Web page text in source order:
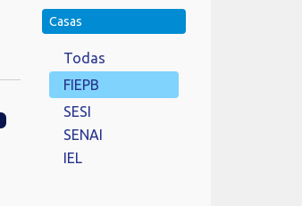
Casas
Todas
FIEPB
SESI
SENAI
IEL